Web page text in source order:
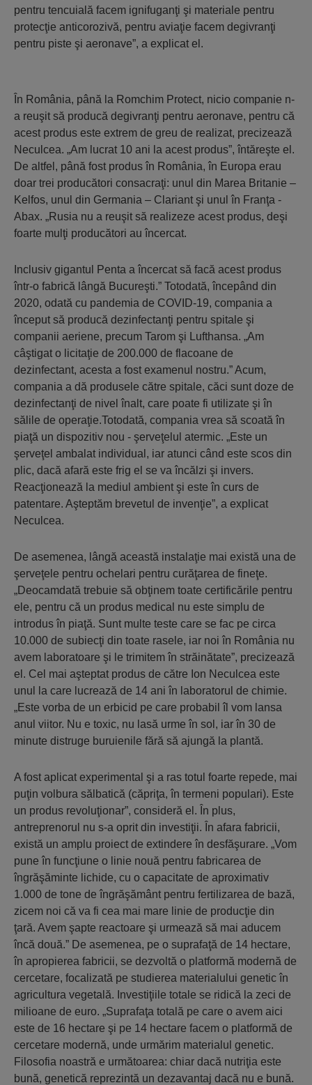
pentru tencuială facem ignifuganţi şi materiale pentru
protecţie anticorozivă, pentru aviaţie facem degivranţi
pentru piste şi aeronave”, a explicat el.
În România, până la Romchim Protect, nicio companie n-
a reuşit să producă degivranţi pentru aeronave, pentru că
acest produs este extrem de greu de realizat, precizează
Neculcea. „Am lucrat 10 ani la acest produs”, întăreşte el.
De altfel, până fost produs în România, în Europa erau
doar trei producători consacraţi: unul din Marea Britanie –
Kelfos, unul din Germania – Clariant şi unul în Franţa -
Abax. „Rusia nu a reuşit să realizeze acest produs, deşi
foarte mulţi producători au încercat.
Inclusiv gigantul Penta a încercat să facă acest produs
într-o fabrică lângă Bucureşti.” Totodată, începând din
2020, odată cu pandemia de COVID-19, compania a
început să producă dezinfectanţi pentru spitale şi
companii aeriene, precum Tarom şi Lufthansa. „Am
câştigat o licitaţie de 200.000 de flacoane de
dezinfectant, acesta a fost examenul nostru.” Acum,
compania a dă produsele către spitale, căci sunt doze de
dezinfectanţi de nivel înalt, care poate fi utilizate şi în
sălile de operaţie.Totodată, compania vrea să scoată în
piaţă un dispozitiv nou - şerveţelul atermic. „Este un
şerveţel ambalat individual, iar atunci când este scos din
plic, dacă afară este frig el se va încălzi şi invers.
Reacţionează la mediul ambient şi este în curs de
patentare. Aşteptăm brevetul de invenţie”, a explicat
Neculcea.
De asemenea, lângă această instalaţie mai există una de
şerveţele pentru ochelari pentru curăţarea de fineţe.
„Deocamdată trebuie să obţinem toate certificările pentru
ele, pentru că un produs medical nu este simplu de
introdus în piaţă. Sunt multe teste care se fac pe circa
10.000 de subiecţi din toate rasele, iar noi în România nu
avem laboratoare şi le trimitem în străinătate”, precizează
el. Cel mai aşteptat produs de către Ion Neculcea este
unul la care lucrează de 14 ani în laboratorul de chimie.
„Este vorba de un erbicid pe care probabil îl vom lansa
anul viitor. Nu e toxic, nu lasă urme în sol, iar în 30 de
minute distruge buruienile fără să ajungă la plantă.
A fost aplicat experimental şi a ras totul foarte repede, mai
puţin volbura sălbatică (căpriţa, în termeni populari). Este
un produs revoluţionar”, consideră el. În plus,
antreprenorul nu s-a oprit din investiţii. În afara fabricii,
există un amplu proiect de extindere în desfăşurare. „Vom
pune în funcţiune o linie nouă pentru fabricarea de
îngrăşăminte lichide, cu o capacitate de aproximativ
1.000 de tone de îngrăşământ pentru fertilizarea de bază,
zicem noi că va fi cea mai mare linie de producţie din
ţară. Avem şapte reactoare şi urmează să mai aducem
încă două.” De asemenea, pe o suprafaţă de 14 hectare,
în apropierea fabricii, se dezvoltă o platformă modernă de
cercetare, focalizată pe studierea materialului genetic în
agricultura vegetală. Investiţiile totale se ridică la zeci de
milioane de euro. „Suprafaţa totală pe care o avem aici
este de 16 hectare şi pe 14 hectare facem o platformă de
cercetare modernă, unde urmărim materialul genetic.
Filosofia noastră e următoarea: chiar dacă nutriţia este
bună, genetică reprezintă un dezavantaj dacă nu e bună.